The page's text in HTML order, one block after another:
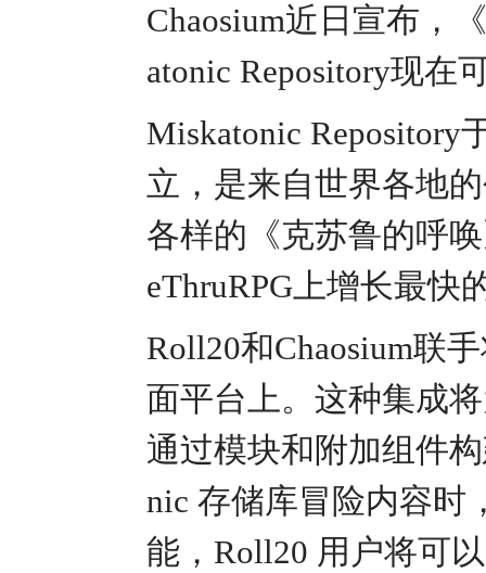
Chaosium近日宣布，
atonic Repository现在
Miskatonic Repository
立，是来自世界各地
各样的《克苏鲁的呼
eThruRPG上增长最快
Roll20和Chaosium联
面平台上。这种集成
通过模块和附加组件
nic 存储库冒险内容时
能，Roll20 用户将可